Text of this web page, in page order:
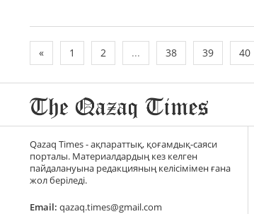
« 1 2 ... 38 39 40
Qazaq Times - ақпараттық, қоғамдық-саяси
порталы. Материалдардың кез келген
пайдалануына редакцияның келісімімен ғана
жол беріледі.
Email: qazaq.times@gmail.com